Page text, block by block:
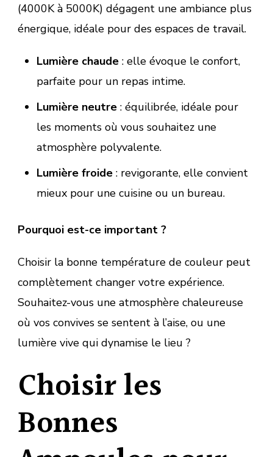
(4000K à 5000K) dégagent une ambiance plus
énergique, idéale pour des espaces de travail.
Lumière chaude: elle évoque le confort,
parfaite pour un repas intime.
Lumière neutre: équilibrée, idéale pour
les moments où vous souhaitez une
atmosphère polyvalente.
Lumière froide: revigorante, elle convient
mieux pour une cuisine ou un bureau.
Pourquoi est-ce important ?
Choisir la bonne température de couleur peut
complètement changer votre expérience.
Souhaitez-vous une atmosphère chaleureuse
où vos convives se sentent à l’aise, ou une
lumière vive qui dynamise le lieu ?
Choisir les
Bonnes